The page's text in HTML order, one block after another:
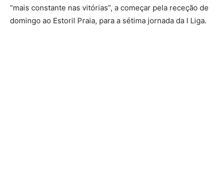
“mais constante nas vitórias”, a começar pela receção de
domingo ao Estoril Praia, para a sétima jornada da I Liga.